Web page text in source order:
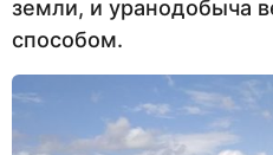
земли, и уранодобыча
способом.